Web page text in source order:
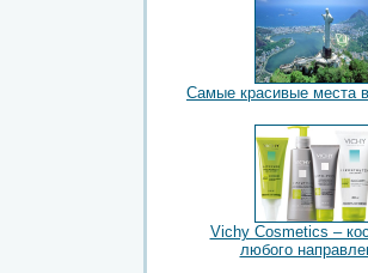
Самые красивые места
Vichy Cosmetics –
любого